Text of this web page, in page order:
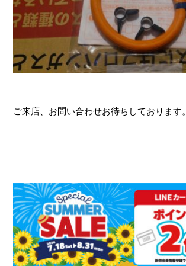
ご来店、お問い合わせお待ちしております。